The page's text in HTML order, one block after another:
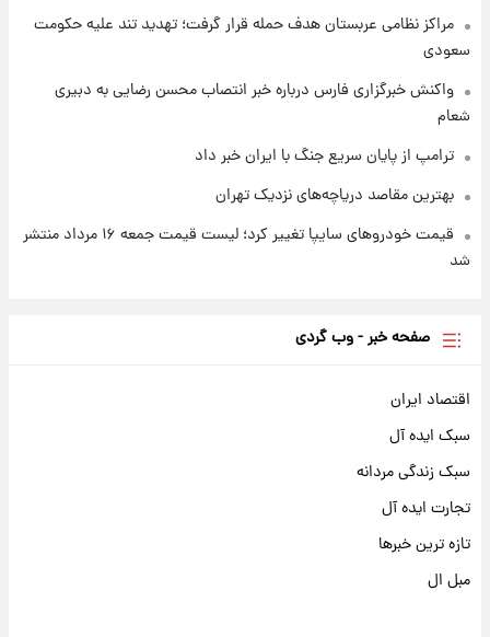
مراکز نظامی عربستان هدف حمله قرار گرفت؛ تهدید تند علیه حکومت
سعودی
واکنش خبرگزاری فارس درباره خبر انتصاب محسن رضایی به دبیری
شعام
ترامپ از پایان سریع جنگ با ایران خبر داد
بهترین مقاصد دریاچه‌های نزدیک تهران
قیمت خودروهای سایپا تغییر کرد؛ لیست قیمت جمعه ۱۶ مرداد منتشر
شد
صفحه خبر - وب گردی
اقتصاد ایران
سبک ایده آل
سبک زندگی مردانه
تجارت ایده آل
تازه ترین خبرها
مبل ال